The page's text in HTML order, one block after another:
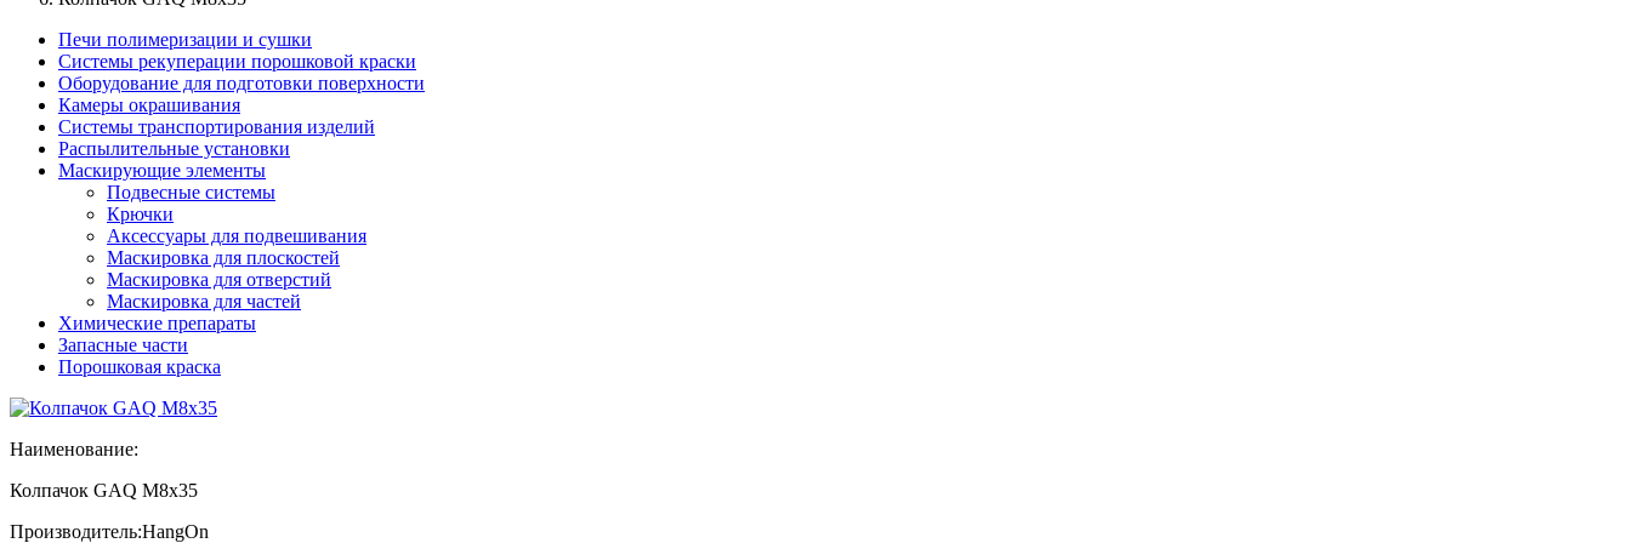
Печи полимеризации и сушки
Системы рекуперации порошковой краски
Оборудование для подготовки поверхности
Камеры окрашивания
Системы транспортирования изделий
Распылительные установки
Маскирующие элементы
Подвесные системы
Крючки
Аксессуары для подвешивания
Маскировка для плоскостей
Маскировка для отверстий
Маскировка для частей
Химические препараты
Запасные части
Порошковая краска
Наименование:
Колпачок GAQ M8x35
Производитель:HangOn